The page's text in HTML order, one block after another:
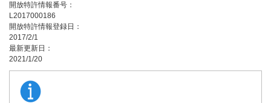
開放特許情報番号：
L2017000186
開放特許情報登録日：
2017/2/1
最新更新日：
2021/1/20